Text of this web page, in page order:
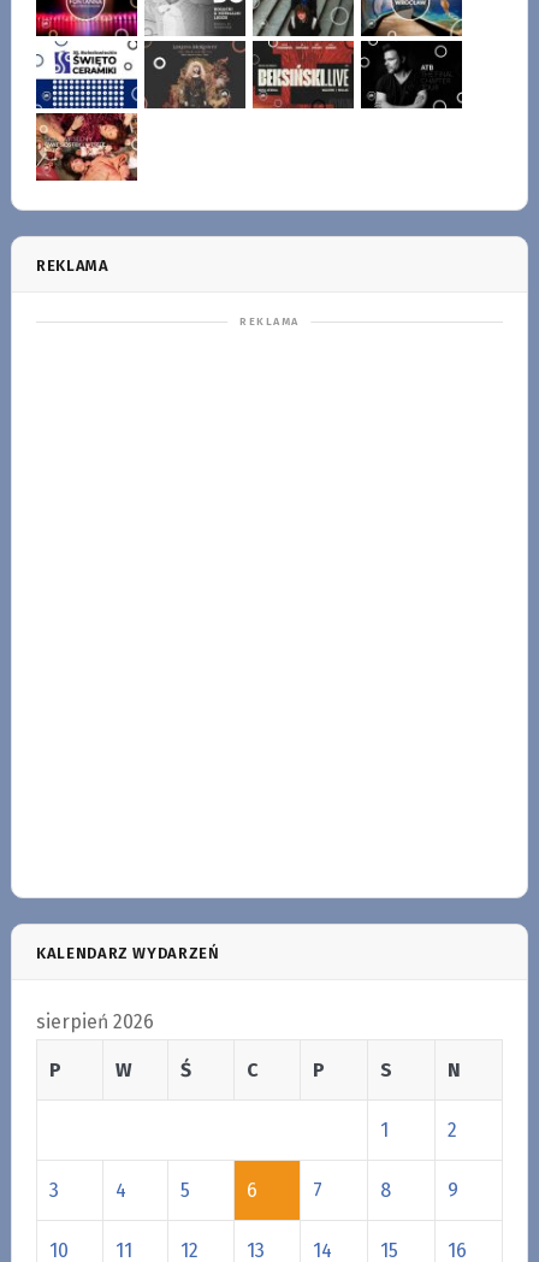
REKLAMA
KALENDARZ WYDARZEŃ
sierpień 2026
P W Ś C P S N
1 2
3 4 5 6 7 8 9
10 11 12 13 14 15 16